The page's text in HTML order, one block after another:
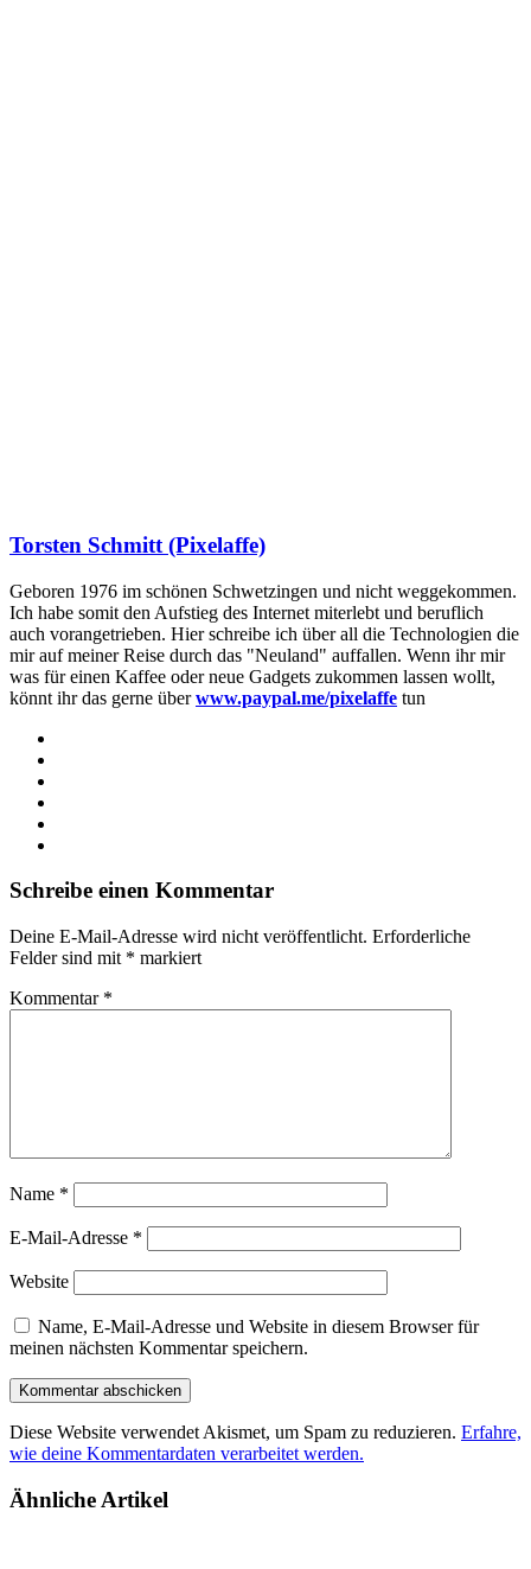
Torsten Schmitt (Pixelaffe)
Geboren 1976 im schönen Schwetzingen und nicht weggekommen.
Ich habe somit den Aufstieg des Internet miterlebt und beruflich
auch vorangetrieben. Hier schreibe ich über all die Technologien die
mir auf meiner Reise durch das "Neuland" auffallen. Wenn ihr mir
was für einen Kaffee oder neue Gadgets zukommen lassen wollt,
könnt ihr das gerne überwww.paypal.me/pixelaffe tun
Schreibe einen Kommentar
Deine E-Mail-Adresse wird nicht veröffentlicht. Erforderliche
Felder sind mit * markiert
Kommentar *
Name *
E-Mail-Adresse *
Website
Name, E-Mail-Adresse und Website in diesem Browser für
meinen nächsten Kommentar speichern.
Diese Website verwendet Akismet, um Spam zu reduzieren. Erfahre,
wie deine Kommentardaten verarbeitet werden.
Ähnliche Artikel